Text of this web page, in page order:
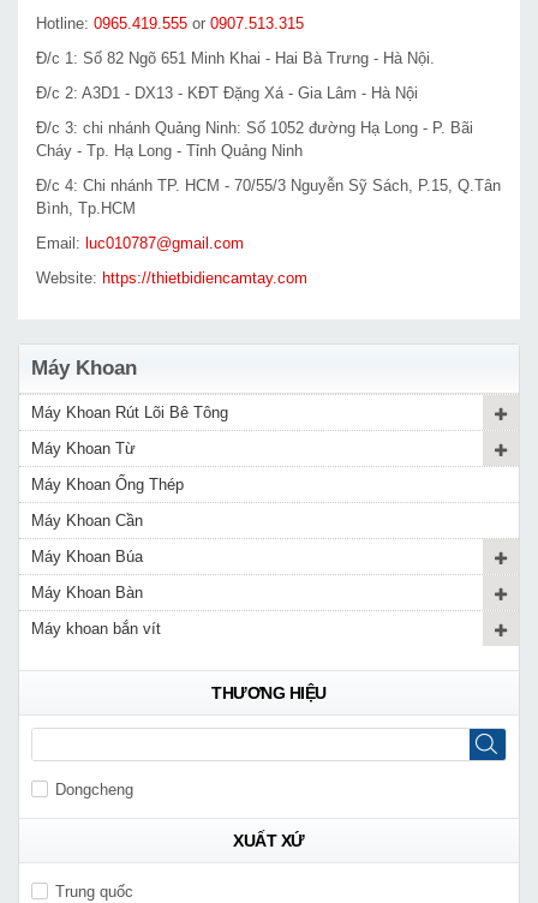
Hotline: 0965.419.555 or 0907.513.315
Đ/c 1: Số 82 Ngõ 651 Minh Khai - Hai Bà Trưng - Hà Nội.
Đ/c 2: A3D1 - DX13 - KĐT Đặng Xá - Gia Lâm - Hà Nội
Đ/c 3: chi nhánh Quảng Ninh: Số 1052 đường Hạ Long - P. Bãi
Cháy - Tp. Hạ Long - Tỉnh Quảng Ninh
Đ/c 4: Chi nhánh TP. HCM - 70/55/3 Nguyễn Sỹ Sách, P.15, Q.Tân
Bình, Tp.HCM
Email: luc010787@gmail.com
Website: https://thietbidiencamtay.com
Máy Khoan
Máy Khoan Rút Lõi Bê Tông
Máy Khoan Từ
Máy Khoan Ống Thép
Máy Khoan Cần
Máy Khoan Búa
Máy Khoan Bàn
Máy khoan bắn vít
THƯƠNG HIỆU
Dongcheng
XUẤT XỨ
Trung quốc